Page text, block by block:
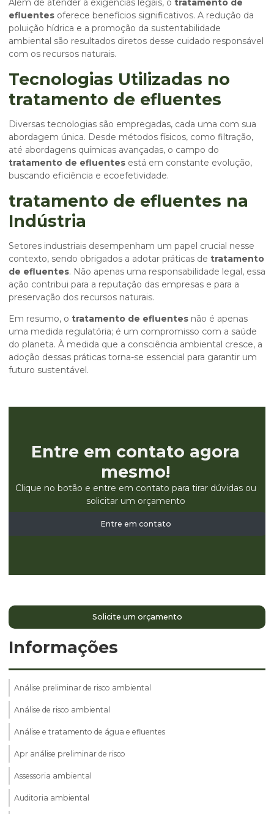
Além de atender a exigências legais, o tratamento de
efluentes oferece benefícios significativos. A redução da
poluição hídrica e a promoção da sustentabilidade
ambiental são resultados diretos desse cuidado responsável
com os recursos naturais.
Tecnologias Utilizadas no
tratamento de efluentes
Diversas tecnologias são empregadas, cada uma com sua
abordagem única. Desde métodos físicos, como filtração,
até abordagens químicas avançadas, o campo do
tratamento de efluentes está em constante evolução,
buscando eficiência e ecoefetividade.
tratamento de efluentes na
Indústria
Setores industriais desempenham um papel crucial nesse
contexto, sendo obrigados a adotar práticas de tratamento
de efluentes. Não apenas uma responsabilidade legal, essa
ação contribui para a reputação das empresas e para a
preservação dos recursos naturais.
Em resumo, o tratamento de efluentes não é apenas
uma medida regulatória; é um compromisso com a saúde
do planeta. À medida que a consciência ambiental cresce, a
adoção dessas práticas torna-se essencial para garantir um
futuro sustentável.
Entre em contato agora
mesmo!
Clique no botão e entre em contato para tirar dúvidas ou
solicitar um orçamento
Entre em contato
Solicite um orçamento
Informações
Análise preliminar de risco ambiental
Análise de risco ambiental
Análise e tratamento de água e efluentes
Apr análise preliminar de risco
Assessoria ambiental
Auditoria ambiental